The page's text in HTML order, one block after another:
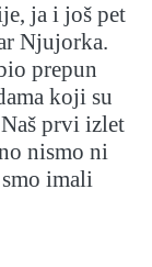
ja i još pet
Njujorka.
prepun
koji su
Naš prvi izlet
nismo ni
imali